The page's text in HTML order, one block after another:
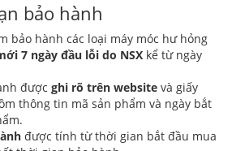
bảo hành
bảo hành các loại máy móc hư hỏng
7 ngày đầu lỗi do NSX kể từ ngày
được ghi rõ trên website và giấy
thông tin mã sản phẩm và ngày bắt
được tính từ thời gian bắt đầu mua